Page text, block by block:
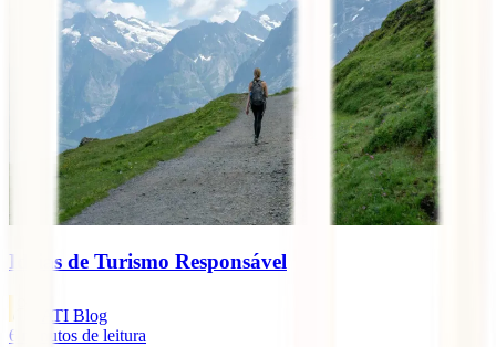
Ideias de Turismo Responsável
IATI Blog
6
minutos de leitura